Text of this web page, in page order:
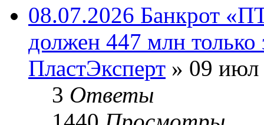
08.07.2026 Банкрот
должен 447 млн только
ПластЭксперт » 09 июл
3 Ответы